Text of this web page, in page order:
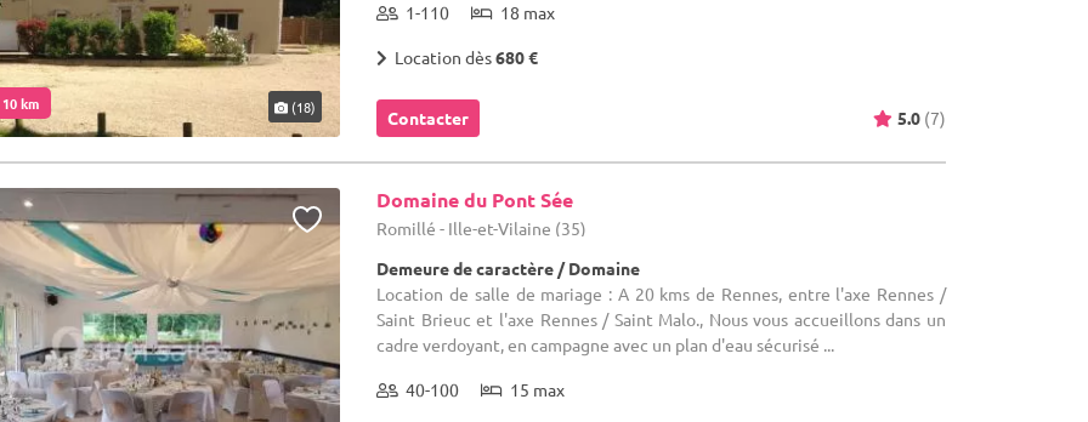
km (18)
1-110 18 max
Location dès680 €
Contacter 5.0 (7)
Domaine du Pont Sée
Romillé - Ille-et-Vilaine (35)
Demeure de caractère / Domaine
Location de salle de mariage : A 20 kms de Rennes, entre l'axe Rennes /
Saint Brieuc et l'axe Rennes / Saint Malo., Nous vous accueillons dans un
cadre verdoyant, en campagne avec un plan d'eau sécurisé ...
40-100 15 max